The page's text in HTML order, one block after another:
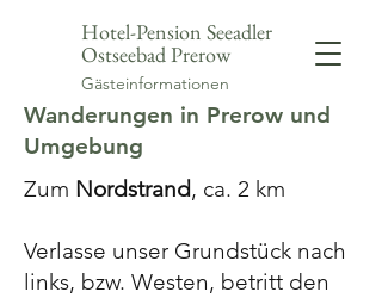
Hotel-Pension Seeadler
Ostseebad Prerow
Gästeinformationen
Wanderungen in Prerow und
Umgebung
Zum Nordstrand, ca. 2 km
Verlasse unser Grundstück nach
links, bzw. Westen, betritt den